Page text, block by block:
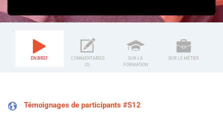
EN BREF
COMMENTAIRES
(0)
SUR LA
FORMATION
SUR LE MÉTIER
Témoignages de participants #S12